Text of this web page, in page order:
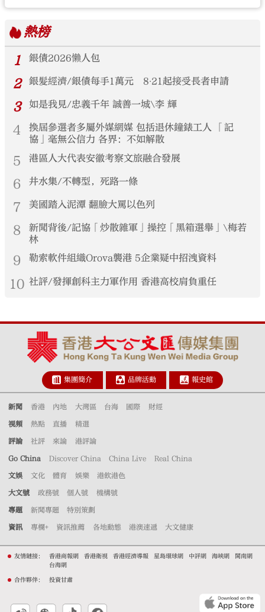
熱榜
1
銀債2026懶人包
2 銀髮經濟/銀債每手1萬元 8‧21起接受長者申請
3 如是我見/忠義千年 誠善一城\李 輝
4
換屆參選者多屬外媒網媒 包括退休鐘錶工人 「記
協」毫無公信力 各界：不如解散
5 港區人大代表安徽考察文旅融合發展
6 井水集/不轉型，死路一條
7 美國踏入泥潭 翻臉大罵以色列
8
新聞背後/記協「炒散雜軍」操控「黑箱選舉」\梅若
林
9 勒索軟件組織Orova襲港 5企業疑中招洩資料
10 社評/發揮創科主力軍作用 香港高校肩負重任
集團簡介 品牌活動 報史館
新聞 香港 內地 大灣區 台海 國際 財經
視頻 熱點 直播 精選
評論 社評 來論 港評論
Go China Discover China China Live Real China
文娛 文化 體育 娛樂 港飲港色
大文號 政務號 個人號 機構號
專題 新聞專題 特別策劃
資訊 專欄+ 資訊推薦 各地動態 港澳速遞 大文健康
友情鏈接： 香港商報網 香港衛視 香港經濟導報 星島環球網 中評網 海峽網
閩南網
台海網
合作夥伴： 投資甘肅